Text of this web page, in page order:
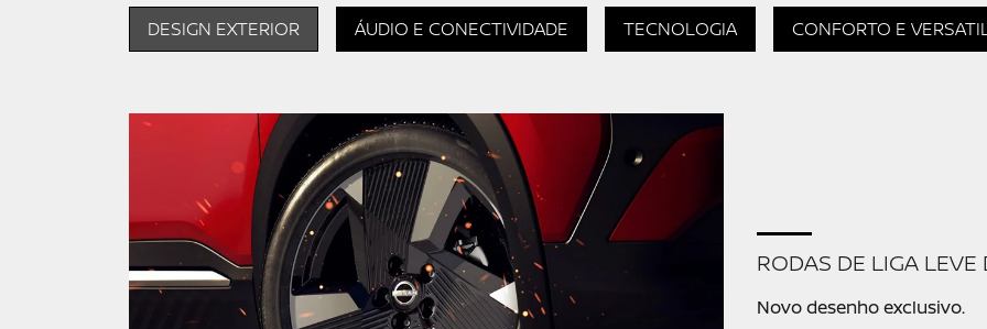
DESIGN EXTERIOR ÁUDIO E CONECTIVIDADE TECNOLOGIA CONFORTO E
RODAS DE LIGA LEVE
Novo desenho exclusivo.